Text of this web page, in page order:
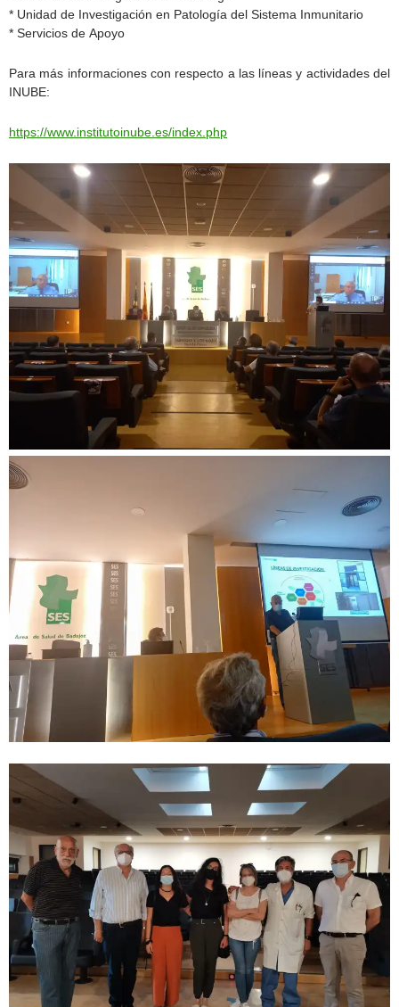
* Unidad de Investigación en Patología del Sistema Inmunitario
* Servicios de Apoyo
Para más informaciones con respecto a las líneas y actividades del
INUBE:
https://www.institutoinube.es/index.php